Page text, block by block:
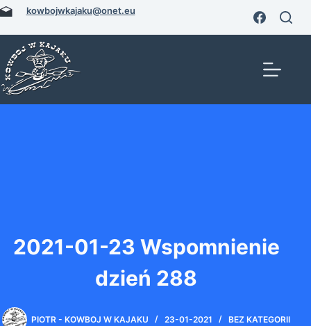
Przejdź
treści
kowbojwkajaku@onet.eu
2021-01-23 Wspomnienie
dzień 288
PIOTR - KOWBOJ W KAJAKU 23-01-2021 BEZ KATEGORII